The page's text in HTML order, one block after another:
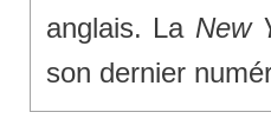
anglais. La New
son dernier